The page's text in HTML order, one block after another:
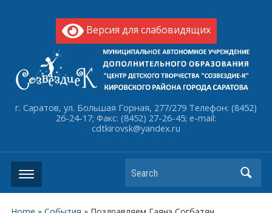
Версия для слабовидящих
г. Саратов, ул. Большая Горная, 277/279 Телефон: (8452)
26-24-17; Факс: (8452) 27-26-45; e-mail:
cdtkirovsk@yandex.ru
Search